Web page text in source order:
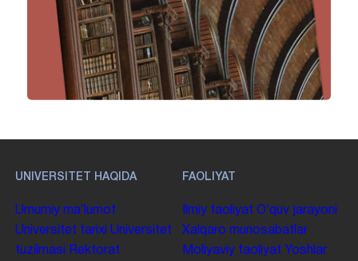
UNIVERSITET HAQIDA
Umumiy maʼlumot
Universitet tarixi Universitet
tuzilmasi
Rektorat
FAOLIYAT
Ilmiy faoliyat Oʻquv jarayoni
Xalqaro munosabatlar
Moliyaviy faoliyat Yoshlar